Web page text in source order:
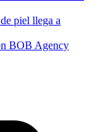
piel llega a
BOB Agency